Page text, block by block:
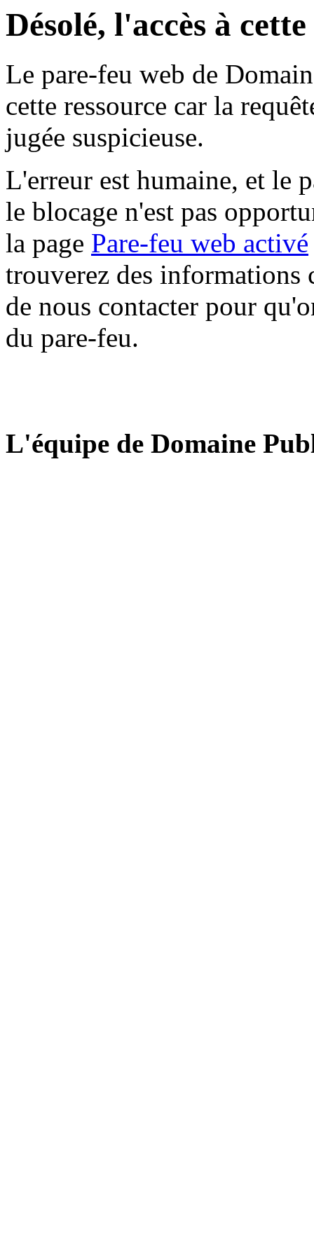
Désolé, l'accès à
Le pare-feu web de
cette ressource car la
jugée suspicieuse.
L'erreur est humaine, et le
le blocage n'est pas
la page Pare-feu web activé
trouverez des informations
de nous contacter pour
du pare-feu.
L'équipe de Domaine